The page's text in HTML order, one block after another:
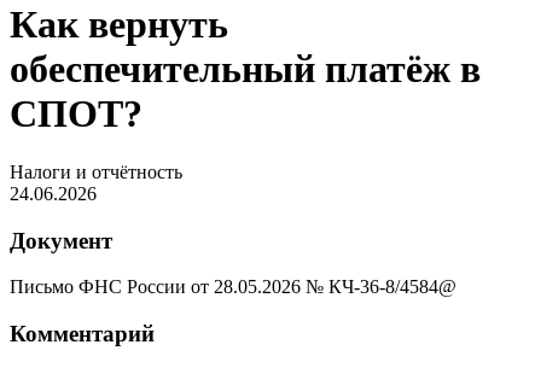
Как вернуть
обеспечительный платёж в
СПОТ?
Налоги и отчётность
24.06.2026
Документ
Письмо ФНС России от 28.05.2026 № КЧ-36-8/4584@
Комментарий